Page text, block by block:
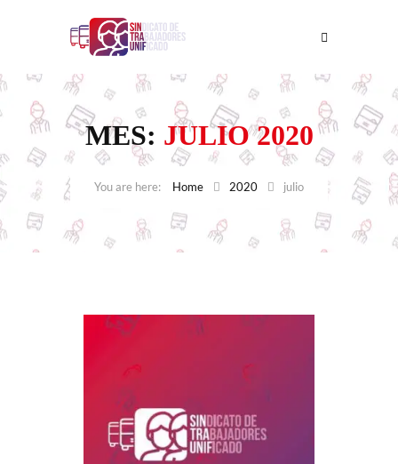
MES: JULIO 2020
Home 2020 julio